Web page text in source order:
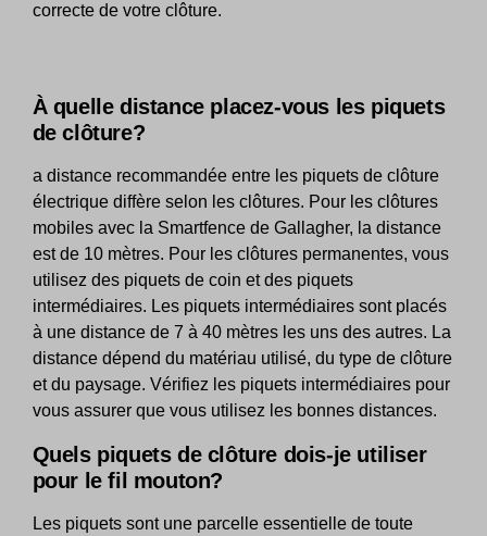
correcte de votre clôture.
À quelle distance placez-vous les piquets
de clôture?
a distance recommandée entre les piquets de clôture
électrique diffère selon les clôtures. Pour les clôtures
mobiles avec la Smartfence de Gallagher, la distance
est de 10 mètres. Pour les clôtures permanentes, vous
utilisez des piquets de coin et des piquets
intermédiaires. Les piquets intermédiaires sont placés
à une distance de 7 à 40 mètres les uns des autres. La
distance dépend du matériau utilisé, du type de clôture
et du paysage. Vérifiez les piquets intermédiaires pour
vous assurer que vous utilisez les bonnes distances.
Quels piquets de clôture dois-je utiliser
pour le fil mouton?
Les piquets sont une parcelle essentielle de toute